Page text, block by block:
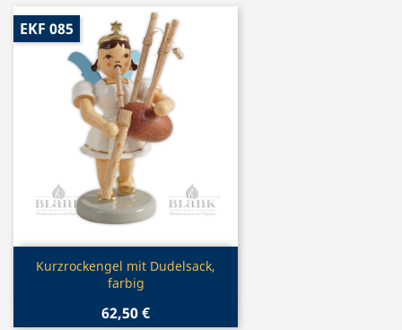
Vorschau
Kurzrockengel mit Dudelsack,
farbig
62,50 €
EKF 085